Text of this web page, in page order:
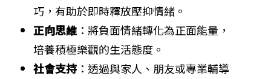
巧，有助於即時釋放壓抑情緒。
正向思維 ：將負面情緒轉化為正面能量，
培養積極樂觀的生活態度。
社會支持 ：透過與家人、朋友或專業輔導